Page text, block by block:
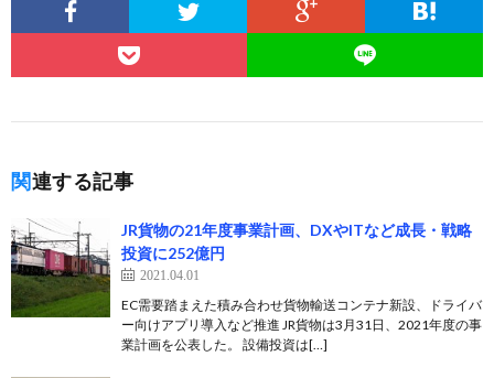
関連する記事
JR貨物の21年度事業計画、DXやITなど成長・戦略
投資に252億円
2021.04.01
EC需要踏まえた積み合わせ貨物輸送コンテナ新設、ドライバ
ー向けアプリ導入など推進 JR貨物は3月31日、2021年度の事
業計画を公表した。 設備投資は[…]